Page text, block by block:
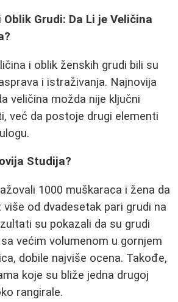
Grudi: Da Li je Veličina
i oblik ženskih grudi bili su
i istraživanja. Najnovija
veličina možda nije ključni
već da postoje drugi elementi
Studija?
1000 muškaraca i žena da
od dvadesetak pari grudi na
su pokazali da su grudi
većim volumenom u gornjem
dobile najviše ocena. Takođe,
koje su bliže jedna drugoj
rangirale.